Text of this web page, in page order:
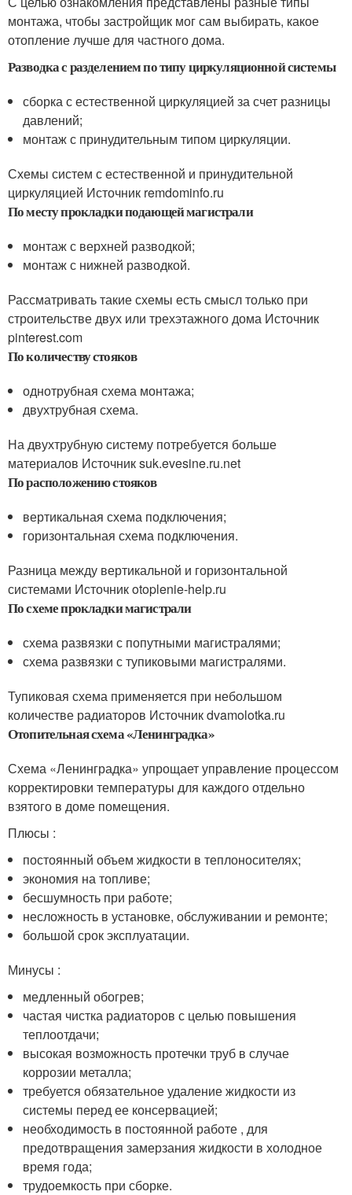
монтажа, чтобы застройщик мог сам выбирать, какое
отопление лучше для частного дома.
Разводка с разделением по типу циркуляционной системы
сборка с естественной циркуляцией за счет разницы
давлений;
монтаж с принудительным типом циркуляции.
Схемы систем с естественной и принудительной
циркуляцией Источник remdominfo.ru
По месту прокладки подающей магистрали
монтаж с верхней разводкой;
монтаж с нижней разводкой.
Рассматривать такие схемы есть смысл только при
строительстве двух или трехэтажного дома Источник
pinterest.com
По количеству стояков
однотрубная схема монтажа;
двухтрубная схема.
На двухтрубную систему потребуется больше
материалов Источник suk.evesine.ru.net
По расположению стояков
вертикальная схема подключения;
горизонтальная схема подключения.
Разница между вертикальной и горизонтальной
системами Источник otoplenie-help.ru
По схеме прокладки магистрали
схема развязки с попутными магистралями;
схема развязки с тупиковыми магистралями.
Тупиковая схема применяется при небольшом
количестве радиаторов Источник dvamolotka.ru
Отопительная схема «Ленинградка»
Схема «Ленинградка» упрощает управление процессом
корректировки температуры для каждого отдельно
взятого в доме помещения.
Плюсы :
постоянный объем жидкости в теплоносителях;
экономия на топливе;
бесшумность при работе;
несложность в установке, обслуживании и ремонте;
большой срок эксплуатации.
Минусы :
медленный обогрев;
частая чистка радиаторов с целью повышения
теплоотдачи;
высокая возможность протечки труб в случае
коррозии металла;
требуется обязательное удаление жидкости из
системы перед ее консервацией;
необходимость в постоянной работе , для
предотвращения замерзания жидкости в холодное
время года;
трудоемкость при сборке.